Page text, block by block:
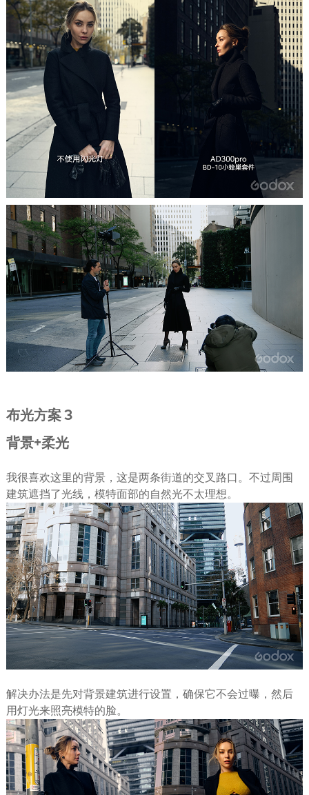
布光方案 3
背景+柔光
我很喜欢这里的背景，这是两条街道的交叉路口。不过周围
建筑遮挡了光线，模特面部的自然光不太理想。
解决办法是先对背景建筑进行设置，确保它不会过曝，然后
用灯光来照亮模特的脸。